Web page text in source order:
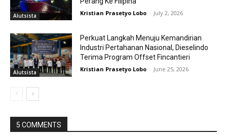
Alutsista Kristian Prasetyo Lobo - July 2, 2026
Alutsista
Perkuat Langkah Menuju Kemandirian
Industri Pertahanan Nasional, Dieselindo
Terima Program Offset Fincantieri
Kristian Prasetyo Lobo - June 25, 2026
5 COMMENTS